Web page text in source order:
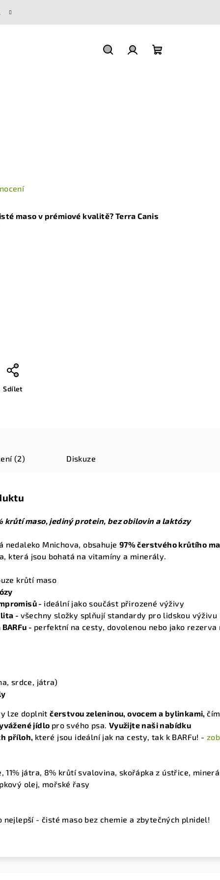
maso v prémiové kvalitě? Terra Canis
Sdílet
(2) Diskuze
krůtí maso, jediný protein, bez obilovin a laktózy
nedaleko Mnichova, obsahuje 97% čerstvého krůtího
která jsou bohatá na vitamíny a minerály.
krůtí maso
- ideální jako součást přirozené výživy
- všechny složky splňují standardy pro lidskou výživu
- perfektní na cesty, dovolenou nebo jako rezerva
srdce, játra)
lze doplnitčerstvou zeleninou, ovocem a bylinkami,
jídlo pro svého psa. Využijte naši nabídku
příloh, které jsou ideální jak na cesty, tak k BARFu! -
11% játra, 8% krůtí svalovina, skořápka z ústřice,
olej, mořské řasy
nejlepší - čisté maso bez chemie a zbytečných plnidel!